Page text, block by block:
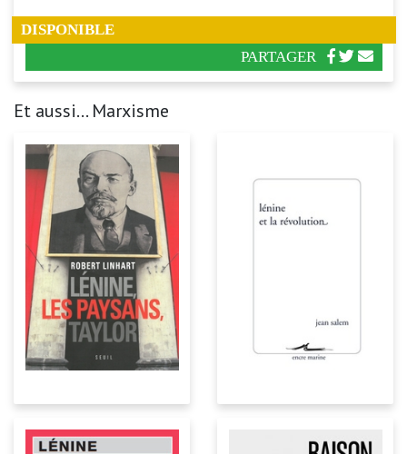
DISPONIBLE
PARTAGER
Et aussi... Marxisme